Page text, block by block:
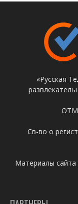
«Русская
Св-во о
Материалы сайта